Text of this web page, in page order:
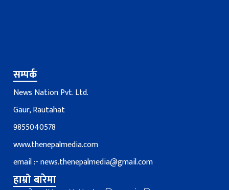
सम्पर्क
News Nation Pvt. Ltd.
Gaur, Rautahat
9855040578
www.thenepalmedia.com
email :-news.thenepalmedia@gmail.com
हाम्रो बारेमा